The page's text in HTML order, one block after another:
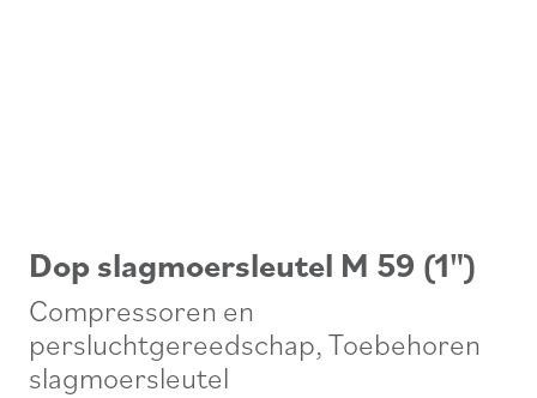
Dop slagmoersleutel M 59 (1")
Compressoren en
persluchtgereedschap, Toebehoren
slagmoersleutel